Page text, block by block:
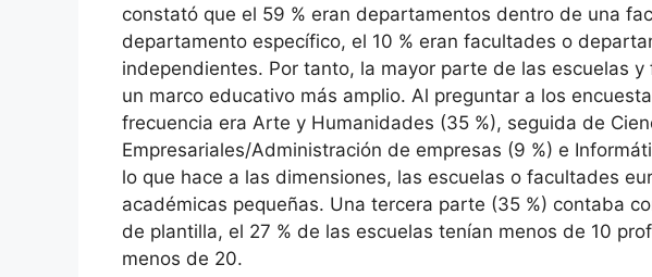
constató que el 59 % eran departamentos dentro de una
departamento específico, el 10 % eran facultades o
independientes. Por tanto, la mayor parte de las escuelas
un marco educativo más amplio. Al preguntar a los
frecuencia era Arte y Humanidades (35 %), seguida de
Empresariales/Administración de empresas (9 %) e
lo que hace a las dimensiones, las escuelas o facultades
académicas pequeñas. Una tercera parte (35 %) contaba
de plantilla, el 27 % de las escuelas tenían menos de 10
menos de 20.